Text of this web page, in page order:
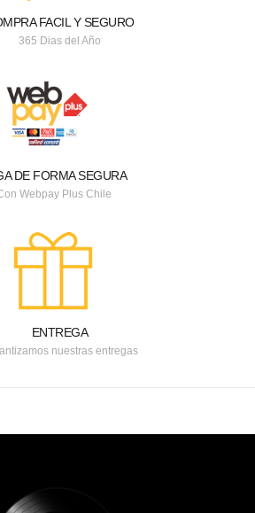
FACIL Y SEGURO
365 Dias del Año
DE FORMA SEGURA
Webpay Plus Chile
ENTREGA
nuestras entregas